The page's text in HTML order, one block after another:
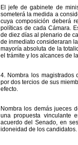
El jefe de gabinete de
someterá la medida a
cuya composición deberá
políticas de cada Cámara.
de diez días al plenario de
de inmediato consideraran
mayoría absoluta de la
el trámite y los alcances de
4. Nombra los magistrados
por dos tercios de sus
efecto.
Nombra los demás jueces
una propuesta vinculante
acuerdo del Senado, en
idoneidad de los candidatos.